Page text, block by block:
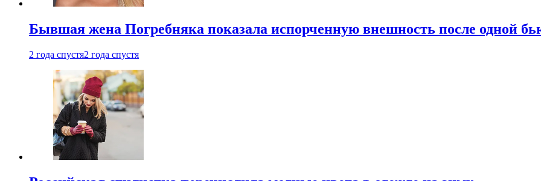
Бывшая жена Погребняка показала испорченную внешность после одной
2 года спустя2 года спустя